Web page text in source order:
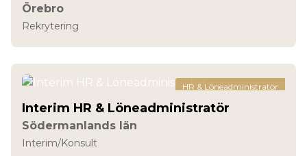
Örebro
Rekrytering
HR & Löneadministratör
Interim HR & Löneadministratör
Södermanlands län
Interim/Konsult